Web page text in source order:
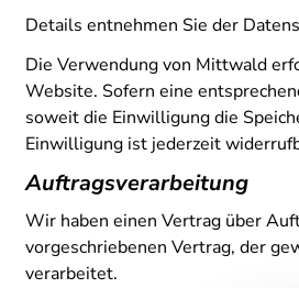
Details entnehmen Sie der
Die Verwendung von Mittwald
Website. Sofern eine
soweit die Einwilligung die
Einwilligung ist jederzeit
Auftragsverarbeitung
Wir haben einen Vertrag über
vorgeschriebenen Vertrag, der
verarbeitet.